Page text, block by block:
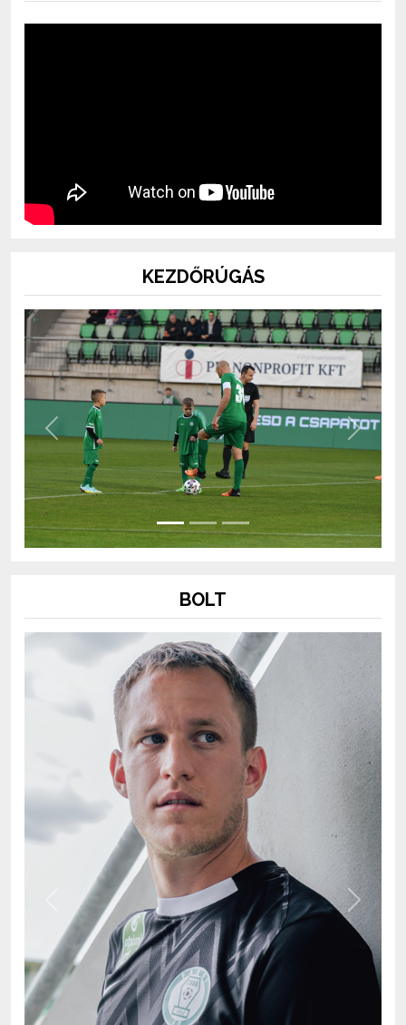
KEZDŐRÚGÁS
Previous Next
Next